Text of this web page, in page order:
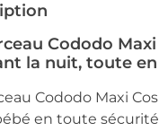
Cododo
la nuit, toute
Cododo Maxi
en toute